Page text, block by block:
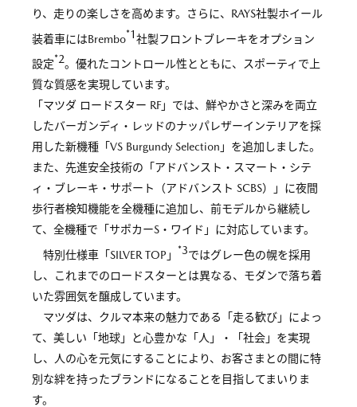
り、走りの楽しさを高めます。さらに、RAYS社製ホイール
装着車にはBrembo*1社製フロントブレーキをオプション
設定*2。優れたコントロール性とともに、スポーティで上
質な質感を実現しています。
「マツダ ロードスター RF」では、鮮やかさと深みを両立
したバーガンディ・レッドのナッパレザーインテリアを採
用した新機種「VS Burgundy Selection」を追加しました。
また、先進安全技術の「アドバンスト・スマート・シテ
ィ・ブレーキ・サポート（アドバンスト SCBS）」に夜間
歩行者検知機能を全機種に追加し、前モデルから継続し
て、全機種で「サポカーS・ワイド」に対応しています。
特別仕様車「SILVER TOP」 *3ではグレー色の幌を採用
し、これまでのロードスターとは異なる、モダンで落ち着
いた雰囲気を醸成しています。
マツダは、クルマ本来の魅力である「走る歓び」によっ
て、美しい「地球」と心豊かな「人」・「社会」を実現
し、人の心を元気にすることにより、お客さまとの間に特
別な絆を持ったブランドになることを目指してまいりま
す。